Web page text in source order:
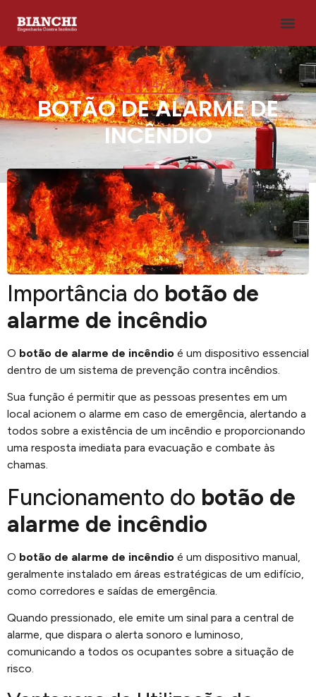
07/04/2026
BOTÃO DE ALARME DE
INCÊNDIO
Importância do botão de
alarme de incêndio
O botão de alarme de incêndio é um dispositivo essencial
dentro de um sistema de prevenção contra incêndios.
Sua função é permitir que as pessoas presentes em um
local acionem o alarme em caso de emergência, alertando a
todos sobre a existência de um incêndio e proporcionando
uma resposta imediata para evacuação e combate às
chamas.
Funcionamento do botão de
alarme de incêndio
O botão de alarme de incêndio é um dispositivo manual,
geralmente instalado em áreas estratégicas de um edifício,
como corredores e saídas de emergência.
Quando pressionado, ele emite um sinal para a central de
alarme, que dispara o alerta sonoro e luminoso,
comunicando a todos os ocupantes sobre a situação de
risco.